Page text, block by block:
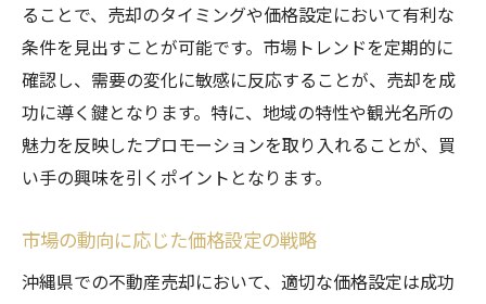
ることで、売却のタイミングや価格設定において有利な
条件を見出すことが可能です。市場トレンドを定期的に
確認し、需要の変化に敏感に反応することが、売却を成
功に導く鍵となります。特に、地域の特性や観光名所の
魅力を反映したプロモーションを取り入れることが、買
い手の興味を引くポイントとなります。
市場の動向に応じた価格設定の戦略
沖縄県での不動産売却において、適切な価格設定は成功